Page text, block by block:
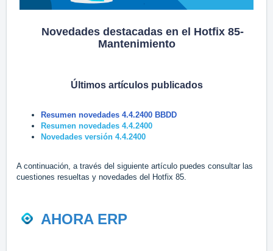
Novedades destacadas en el Hotfix 85-
Mantenimiento
Últimos artículos publicados
Resumen novedades 4.4.2400 BBDD
Resumen novedades 4.4.2400
Novedades versión 4.4.2400
A continuación, a través del siguiente artículo puedes consultar las
cuestiones resueltas y novedades del Hotfix 85.
AHORA ERP